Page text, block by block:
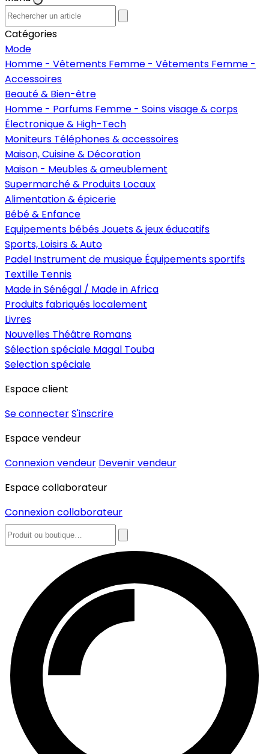
Catégories
Mode
Homme - Vêtements Femme - Vêtements Femme -
Accessoires
Beauté & Bien-être
Homme - Parfums Femme - Soins visage & corps
Électronique & High-Tech
Moniteurs Téléphones & accessoires
Maison, Cuisine & Décoration
Maison - Meubles & ameublement
Supermarché & Produits Locaux
Alimentation & épicerie
Bébé & Enfance
Equipements bébésJouets & jeux éducatifs
Sports, Loisirs & Auto
Padel Instrument de musique Équipements sportifs
Textille Tennis
Made in Sénégal / Made in Africa
Produits fabriqués localement
Livres
Nouvelles Théâtre Romans
Sélection spéciale Magal Touba
Selection spéciale
Espace client
Se connecterS'inscrire
Espace vendeur
Connexion vendeur Devenir vendeur
Espace collaborateur
Connexion collaborateur